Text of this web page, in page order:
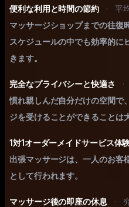
便利な利用と時間の節約 ·
平
マッサージショップまでの往復
スケジュールの中でも効率的に
きます。
完全なプライバシーと快適さ ·
慣れ親しんだ自分だけの空間で
ジを受けることができることは
1対1オーダーメイドサービス体
出張マッサージは、一人のお客
として行われます。
マッサージ後の即座の休息 ·